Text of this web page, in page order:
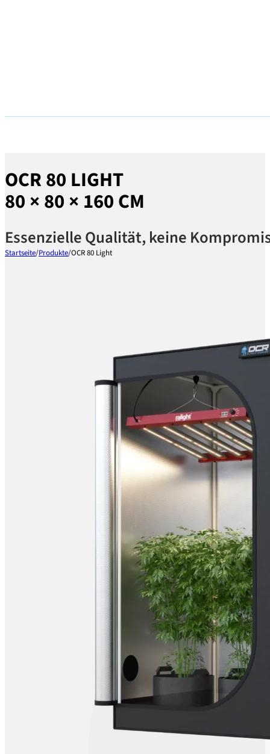
OCR 80 LIGHT
80 × 80 × 160 CM
Essenzielle Qualität, keine
Startseite/Produkte/OCR 80 Light